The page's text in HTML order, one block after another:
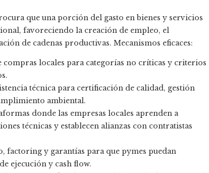
que una porción del gasto en bienes y servicios
favoreciendo la creación de empleo, el
de cadenas productivas. Mecanismos eficaces:
compras locales para categorías no críticas y criterios
técnica para certificación de calidad, gestión
ambiental.
donde las empresas locales aprenden a
técnicas y establecen alianzas con contratistas
factoring y garantías para que pymes puedan
ejecución y cash flow.